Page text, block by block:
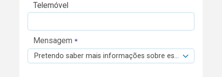
Telemóvel
Mensagem
Pretendo saber mais informações sobre esta viatura.